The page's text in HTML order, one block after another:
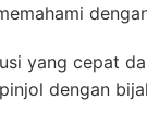
yang cepat
dengan